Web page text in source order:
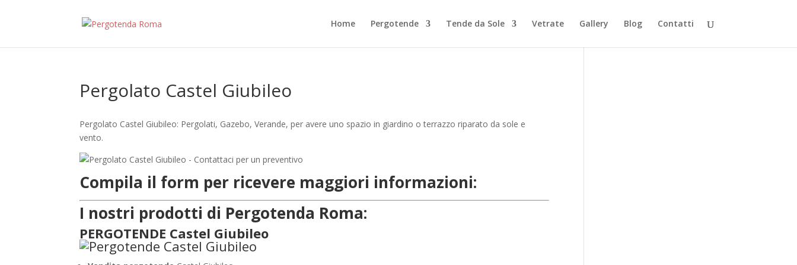
Home Pergotende Tende da Sole Vetrate Gallery Blog Contatti
Pergolato Castel Giubileo
Pergolato Castel Giubileo: Pergolati, Gazebo, Verande, per avere uno spazio in giardino o terrazzo riparato da sole e
vento.
Compila il form per ricevere maggiori informazioni:
I nostri prodotti di Pergotenda Roma:
PERGOTENDE Castel Giubileo